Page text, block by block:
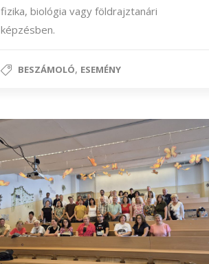
fizika, biológia vagy földrajztanári
képzésben.
BESZÁMOLÓ, ESEMÉNY